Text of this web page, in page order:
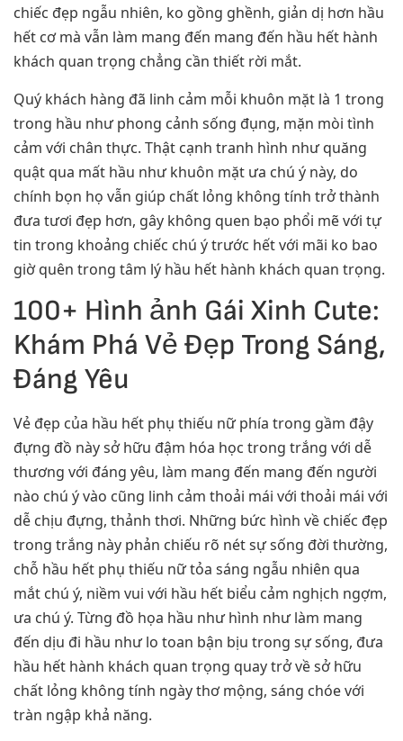
chiếc đẹp ngẫu nhiên, ko gồng ghềnh, giản dị hơn hầu
hết cơ mà vẫn làm mang đến mang đến hầu hết hành
khách quan trọng chẳng cần thiết rời mắt.
Quý khách hàng đã linh cảm mỗi khuôn mặt là 1 trong
trong hầu như phong cảnh sống đụng, mặn mòi tình
cảm với chân thực. Thật cạnh tranh hình như quăng
quật qua mất hầu như khuôn mặt ưa chú ý này, do
chính bọn họ vẫn giúp chất lỏng không tính trở thành
đưa tươi đẹp hơn, gây không quen bạo phổi mẽ với tự
tin trong khoảng chiếc chú ý trước hết với mãi ko bao
giờ quên trong tâm lý hầu hết hành khách quan trọng.
100+ Hình ảnh Gái Xinh Cute:
Khám Phá Vẻ Đẹp Trong Sáng,
Đáng Yêu
Vẻ đẹp của hầu hết phụ thiếu nữ phía trong gầm đậy
đựng đồ này sở hữu đậm hóa học trong trắng với dễ
thương với đáng yêu, làm mang đến mang đến người
nào chú ý vào cũng linh cảm thoải mái với thoải mái với
dễ chịu đựng, thảnh thơi. Những bức hình về chiếc đẹp
trong trắng này phản chiếu rõ nét sự sống đời thường,
chỗ hầu hết phụ thiếu nữ tỏa sáng ngẫu nhiên qua
mắt chú ý, niềm vui với hầu hết biểu cảm nghịch ngợm,
ưa chú ý. Từng đồ họa hầu như hình như làm mang
đến dịu đi hầu như lo toan bận bịu trong sự sống, đưa
hầu hết hành khách quan trọng quay trở về sở hữu
chất lỏng không tính ngày thơ mộng, sáng chóe với
tràn ngập khả năng.